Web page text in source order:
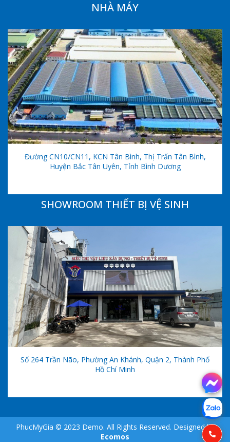
NHÀ MÁY
Đường CN10/CN11, KCN Tân Bình, Thị Trấn Tân Bình,
Huyện Bắc Tân Uyên, Tỉnh Bình Dương
SHOWROOM THIẾT BỊ VỆ SINH
Số 264 Trần Não, Phường An Khánh, Quận 2, Thành Phố
Hồ Chí Minh
PhucMyGia © 2023 Demo. All Rights Reserved. Designed by
Ecomos